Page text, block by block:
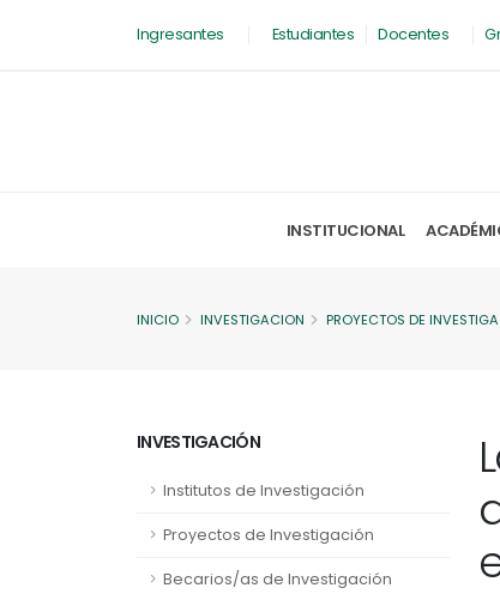
Ingresantes Estudiantes Docentes
INSTITUCIONAL
INICIO INVESTIGACION PROYECTOS DE
INVESTIGACIÓN
Institutos de Investigación
Proyectos de Investigación
Becarios/as de Investigación